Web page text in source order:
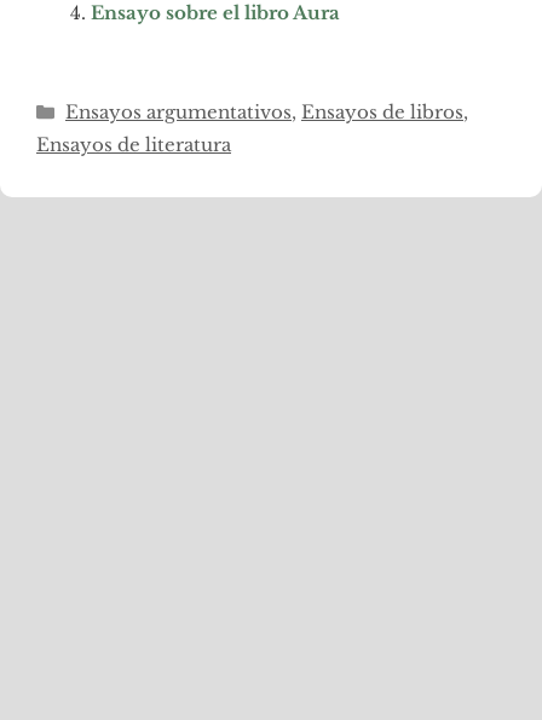
Ensayo sobre el libro Aura
Categorías
Ensayos argumentativos, Ensayos de libros,
Ensayos de literatura